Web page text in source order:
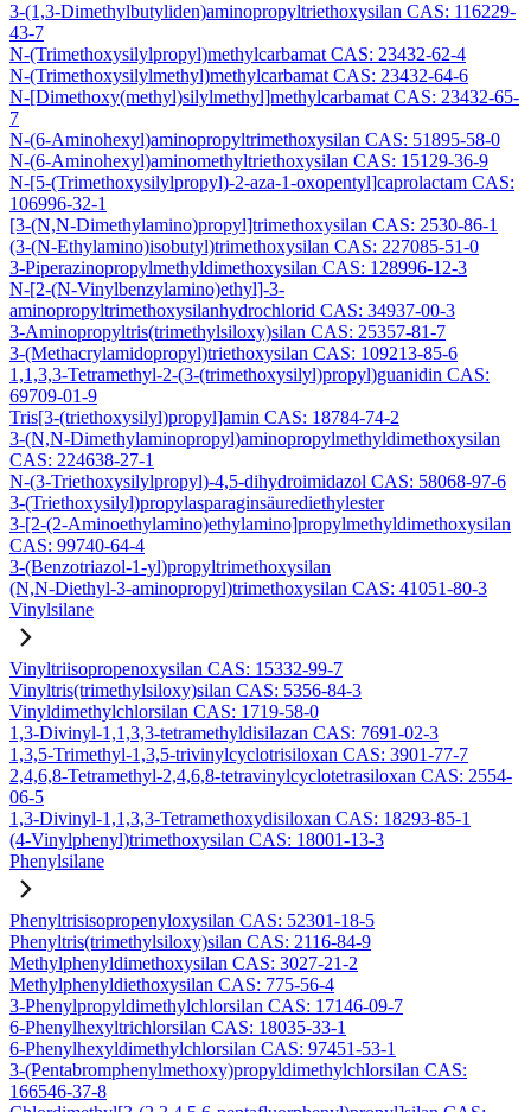
3-(1,3-Dimethylbutyliden)aminopropyltriethoxysilan CAS: 116229-
43-7
N-(Trimethoxysilylpropyl)methylcarbamat CAS: 23432-62-4
N-(Trimethoxysilylmethyl)methylcarbamat CAS: 23432-64-6
N-[Dimethoxy(methyl)silylmethyl]methylcarbamat CAS: 23432-65-
7
N-(6-Aminohexyl)aminopropyltrimethoxysilan CAS: 51895-58-0
N-(6-Aminohexyl)aminomethyltriethoxysilan CAS: 15129-36-9
N-[5-(Trimethoxysilylpropyl)-2-aza-1-oxopentyl]caprolactam CAS:
106996-32-1
[3-(N,N-Dimethylamino)propyl]trimethoxysilan CAS: 2530-86-1
(3-(N-Ethylamino)isobutyl)trimethoxysilan CAS: 227085-51-0
3-Piperazinopropylmethyldimethoxysilan CAS: 128996-12-3
N-[2-(N-Vinylbenzylamino)ethyl]-3-
aminopropyltrimethoxysilanhydrochlorid CAS: 34937-00-3
3-Aminopropyltris(trimethylsiloxy)silan CAS: 25357-81-7
3-(Methacrylamidopropyl)triethoxysilan CAS: 109213-85-6
1,1,3,3-Tetramethyl-2-(3-(trimethoxysilyl)propyl)guanidin CAS:
69709-01-9
Tris[3-(triethoxysilyl)propyl]amin CAS: 18784-74-2
3-(N,N-Dimethylaminopropyl)aminopropylmethyldimethoxysilan
CAS: 224638-27-1
N-(3-Triethoxysilylpropyl)-4,5-dihydroimidazol CAS: 58068-97-6
3-(Triethoxysilyl)propylasparaginsäurediethylester
3-[2-(2-Aminoethylamino)ethylamino]propylmethyldimethoxysilan
CAS: 99740-64-4
3-(Benzotriazol-1-yl)propyltrimethoxysilan
(N,N-Diethyl-3-aminopropyl)trimethoxysilan CAS: 41051-80-3
Vinylsilane
Vinyltriisopropenoxysilan CAS: 15332-99-7
Vinyltris(trimethylsiloxy)silan CAS: 5356-84-3
Vinyldimethylchlorsilan CAS: 1719-58-0
1,3-Divinyl-1,1,3,3-tetramethyldisilazan CAS: 7691-02-3
1,3,5-Trimethyl-1,3,5-trivinylcyclotrisiloxan CAS: 3901-77-7
2,4,6,8-Tetramethyl-2,4,6,8-tetravinylcyclotetrasiloxan CAS: 2554-
06-5
1,3-Divinyl-1,1,3,3-Tetramethoxydisiloxan CAS: 18293-85-1
(4-Vinylphenyl)trimethoxysilan CAS: 18001-13-3
Phenylsilane
Phenyltrisisopropenyloxysilan CAS: 52301-18-5
Phenyltris(trimethylsiloxy)silan CAS: 2116-84-9
Methylphenyldimethoxysilan CAS: 3027-21-2
Methylphenyldiethoxysilan CAS: 775-56-4
3-Phenylpropyldimethylchlorsilan CAS: 17146-09-7
6-Phenylhexyltrichlorsilan CAS: 18035-33-1
6-Phenylhexyldimethylchlorsilan CAS: 97451-53-1
3-(Pentabromphenylmethoxy)propyldimethylchlorsilan CAS:
166546-37-8